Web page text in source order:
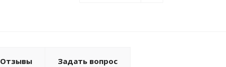
Отзывы Задать вопрос